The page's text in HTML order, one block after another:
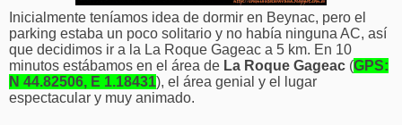
Inicialmente teníamos idea de dormir en Beynac, pero el
parking estaba un poco solitario y no había ninguna AC, así
que decidimos ir a la La Roque Gageac a 5 km. En 10
minutos estábamos en el área de La Roque Gageac (GPS:
N 44.82506, E 1.18431), el área genial y el lugar
espectacular y muy animado.